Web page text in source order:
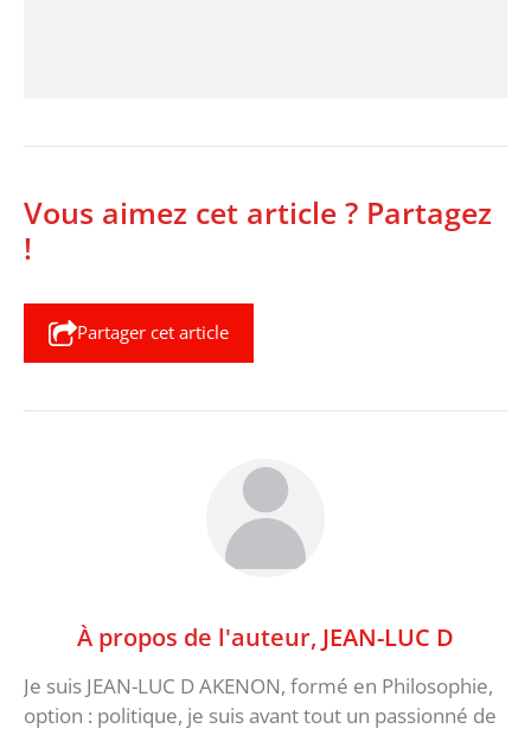
Vous aimez cet article ? Partagez
!
Partager cet article
À propos de l'auteur, JEAN-LUC D
Je suis JEAN-LUC D AKENON, formé en Philosophie,
option : politique, je suis avant tout un passionné de